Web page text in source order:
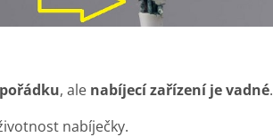
, ale nabíjecí zařízení je vadné.
nabíječky.